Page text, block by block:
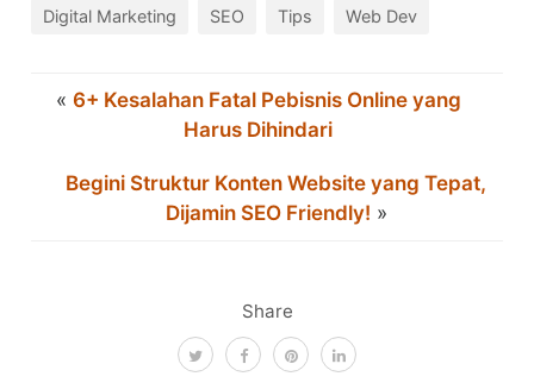
Share
Digital Marketing SEO Tips Web Dev
« 6+ Kesalahan Fatal Pebisnis Online yang
Harus Dihindari
Begini Struktur Konten Website yang Tepat,
Dijamin SEO Friendly! »